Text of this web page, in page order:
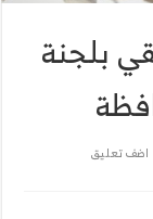
بلجنة
اضف تعليق